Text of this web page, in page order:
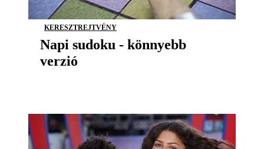
KERESZTREJTVÉNY
Napi sudoku - könnyebb
verzió